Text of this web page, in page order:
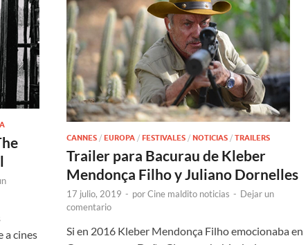
a cines
CANNES / EUROPA / FESTIVALES / NOTICIAS / TRAILERS
Trailer para Bacurau de Kleber
Mendonça Filho y Juliano Dornelles
17 julio, 2019 - porCine maldito noticias - Dejar un
comentario
Si en 2016 Kleber Mendonça Filho emocionaba en